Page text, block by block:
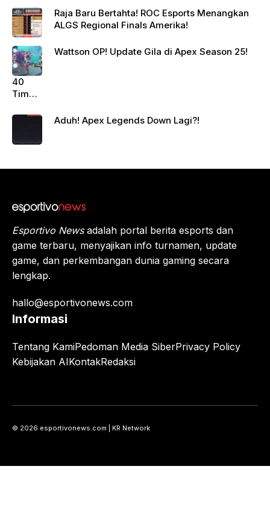
Raja Baru Bertahta! ROC Esports Menangkan
ALGS Regional Finals Amerika!
Wattson OP! Update Gila di Apex Season 25!
40
Tim
Berte
Juara
Legen
tnya?
Aduh! Apex Legends Down Lagi?!
Esportivo Newsadalah portal berita esports dan
game terbaru, menyajikan info turnamen, update
game, dan perkembangan dunia gaming secara
lengkap.
hallo@esportivonews.com
Informasi
Tentang KamiPedoman Media SiberPrivacy Policy
Kebijakan AIKontakRedaksi
© 2026 esportivonews.com | KR Network